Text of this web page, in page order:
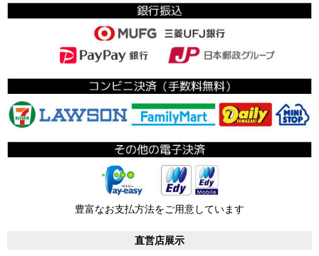
豊富なお支払方法をご用意しています
直営店展示